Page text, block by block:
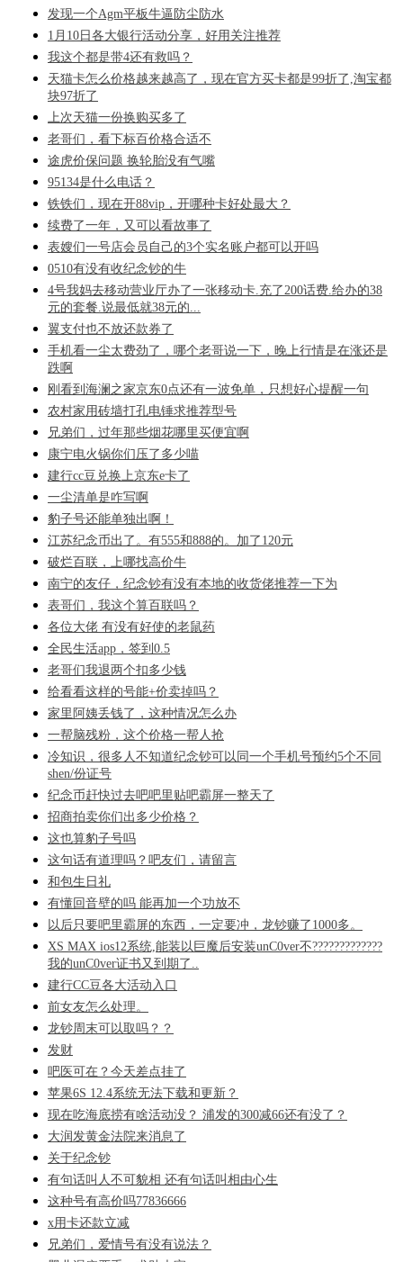
发现一个Agm平板牛逼防尘防水
1月10日各大银行活动分享，好用关注推荐
我这个都是带4还有救吗？
天猫卡怎么价格越来越高了，现在官方买卡都是99折了,淘宝都
块97折了
上次天猫一份换购买多了
老哥们，看下标百价格合适不
途虎价保问题 换轮胎没有气嘴
95134是什么电话？
铁铁们，现在开88vip，开哪种卡好处最大？
续费了一年，又可以看故事了
表嫂们一号店会员自己的3个实名账户都可以开吗
0510有没有收纪念钞的牛
4号我妈去移动营业厅办了一张移动卡.充了200话费.给办的38
元的套餐.说最低就38元的...
翼支付也不放还款券了
手机看一尘太费劲了，哪个老哥说一下，晚上行情是在涨还是
跌啊
刚看到海澜之家京东0点还有一波免单，只想好心提醒一句
农村家用砖墙打孔电锤求推荐型号
兄弟们，过年那些烟花哪里买便宜啊
康宁电火锅你们压了多少喵
建行cc豆兑换上京东e卡了
一尘清单是咋写啊
豹子号还能单独出啊！
江苏纪念币出了。有555和888的。加了120元
破烂百联，上哪找高价牛
南宁的友仔，纪念钞有没有本地的收货佬推荐一下为
表哥们，我这个算百联吗？
各位大佬 有没有好使的老鼠药
全民生活app，签到0.5
老哥们我退两个扣多少钱
给看看这样的号能+价卖掉吗？
家里阿姨丢钱了，这种情况怎么办
一帮脑残粉，这个价格一帮人抢
冷知识，很多人不知道纪念钞可以同一个手机号预约5个不同
shen/份证号
纪念币赶快过去吧吧里贴吧霸屏一整天了
招商拍卖你们出多少价格？
这也算豹子号吗
这句话有道理吗？吧友们，请留言
和包生日礼
有懂回音壁的吗 能再加一个功放不
以后只要吧里霸屏的东西，一定要冲，龙钞赚了1000多。
XS MAX ios12系统,能装以巨魔后安装unC0ver不?????????????
我的unC0ver证书又到期了..
建行CC豆各大活动入口
前女友怎么处理。
龙钞周末可以取吗？？
发财
吧医可在？今天差点挂了
苹果6S 12.4系统无法下载和更新？
现在吃海底捞有啥活动没？ 浦发的300减66还有没了？
大润发黄金法院来消息了
关于纪念钞
有句话叫人不可貌相 还有句话叫相由心生
这种号有高价吗77836666
x用卡还款立减
兄弟们，爱情号有没有说法？